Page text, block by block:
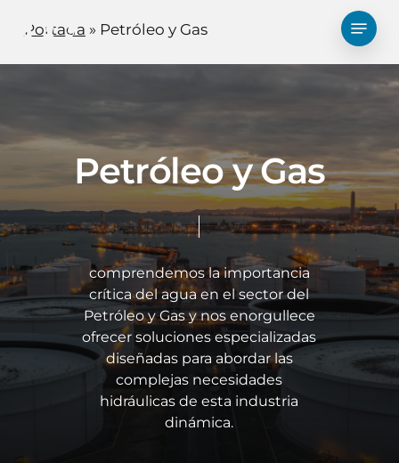
Menú
Portada » Petróleo y Gas
Petróleo y Gas
comprendemos la importancia
crítica del agua en el sector del
Petróleo y Gas y nos enorgullece
ofrecer soluciones especializadas
diseñadas para abordar las
complejas necesidades
hidráulicas de esta industria
dinámica.